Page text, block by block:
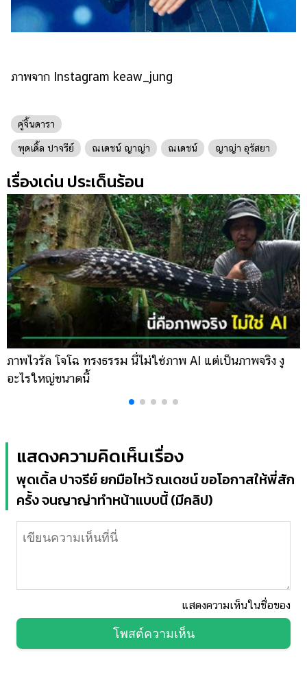
ภาพจาก Instagram keaw_jung
คู่จิ้นดารา
พุดเดิ้ล ปาจรีย์ ณเดชน์ ญาญ่า ณเดชน์ ญาญ่า อุรัสยา
เรื่องเด่น ประเด็นร้อน
ภาพไวรัล โจโฉ ทรงธรรม นี่ไม่ใช่ภาพ AI แต่เป็นภาพจริง งู
อะไรใหญ่ขนาดนี้
แสดงความคิดเห็นเรื่อง
พุดเดิ้ล ปาจรีย์ ยกมือไหว้ ณเดชน์ ขอโอกาสให้พี่สัก
ครั้ง จนญาญ่าทำหน้าแบบนี้ (มีคลิป)
แสดงความเห็นในชื่อของ
โพสต์ความเห็น